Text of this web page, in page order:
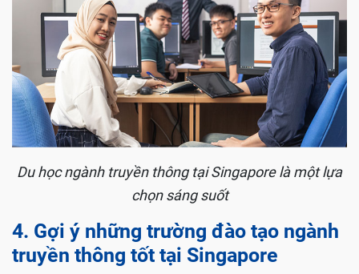
Du học ngành truyền thông tại Singapore là một lựa
chọn sáng suốt
4. Gợi ý những trường đào tạo ngành
truyền thông tốt tại Singapore